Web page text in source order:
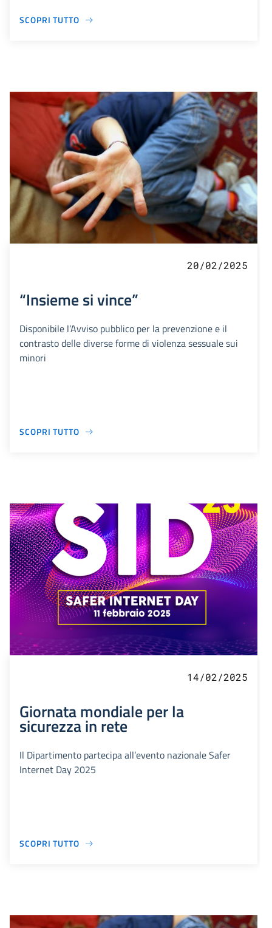
SCOPRI TUTTO
20/02/2025
“Insieme si vince”
Disponibile l’Avviso pubblico per la prevenzione e il
contrasto delle diverse forme di violenza sessuale sui
minori
SCOPRI TUTTO
14/02/2025
Giornata mondiale per la
sicurezza in rete
Il Dipartimento partecipa all’evento nazionale Safer
Internet Day 2025
SCOPRI TUTTO